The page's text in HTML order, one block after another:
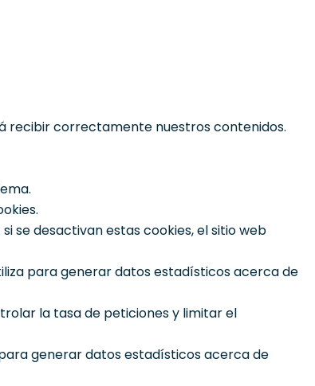
recibir correctamente nuestros contenidos.
se desactivan estas cookies, el sitio web
para generar datos estadísticos acerca de
la tasa de peticiones y limitar el
generar datos estadísticos acerca de